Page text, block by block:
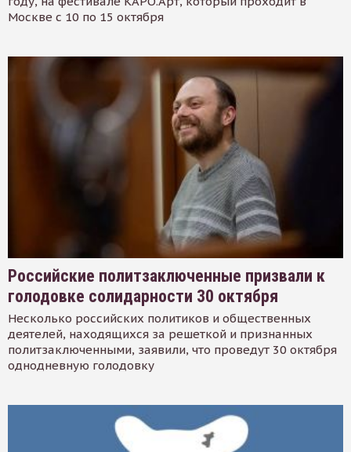
Москве с 10 по 15 октября
Российские политзаключенные призвали к
голодовке солидарности 30 октября
Несколько российских политиков и общественных
деятелей, находящихся за решеткой и признанных
политзаключенными, заявили, что проведут 30 октября
однодневную голодовку